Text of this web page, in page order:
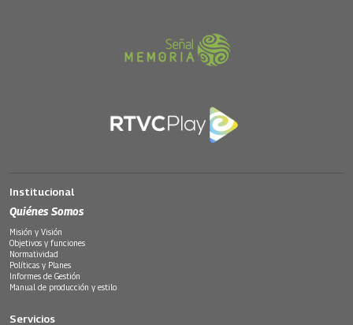
Institucional
Quiénes Somos
Misión y Visión
Objetivos y funciones
Normatividad
Políticas y Planes
Informes de Gestión
Manual de producción y estilo
Servicios